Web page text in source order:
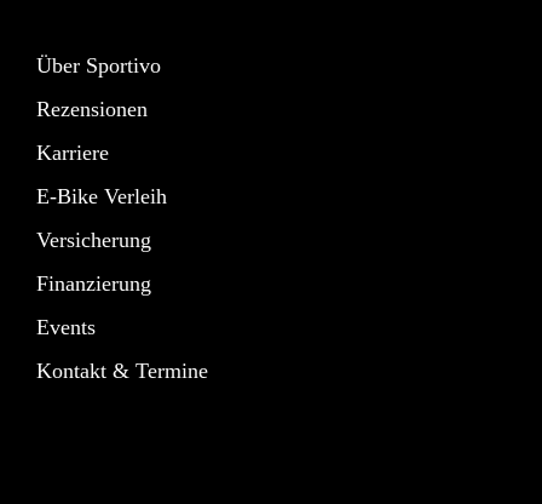
Über Sportivo
Rezensionen
Karriere
E-Bike Verleih
Versicherung
Finanzierung
Events
Kontakt & Termine